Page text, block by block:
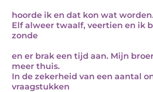
hoorde ik en dat kon wat
Elf alweer twaalf, veertien en ik
zonde
en er brak een tijd aan. Mijn
meer thuis.
In de zekerheid van een aantal
vraagstukken